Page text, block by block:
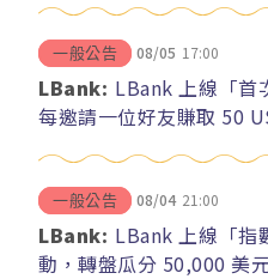
一般公告 08/05 17:00
LBank: LBank 上線「首
每邀請一位好友賺取 50
一般公告 08/04 21:00
LBank: LBank 上線「指
動，轉盤瓜分 50,000 美